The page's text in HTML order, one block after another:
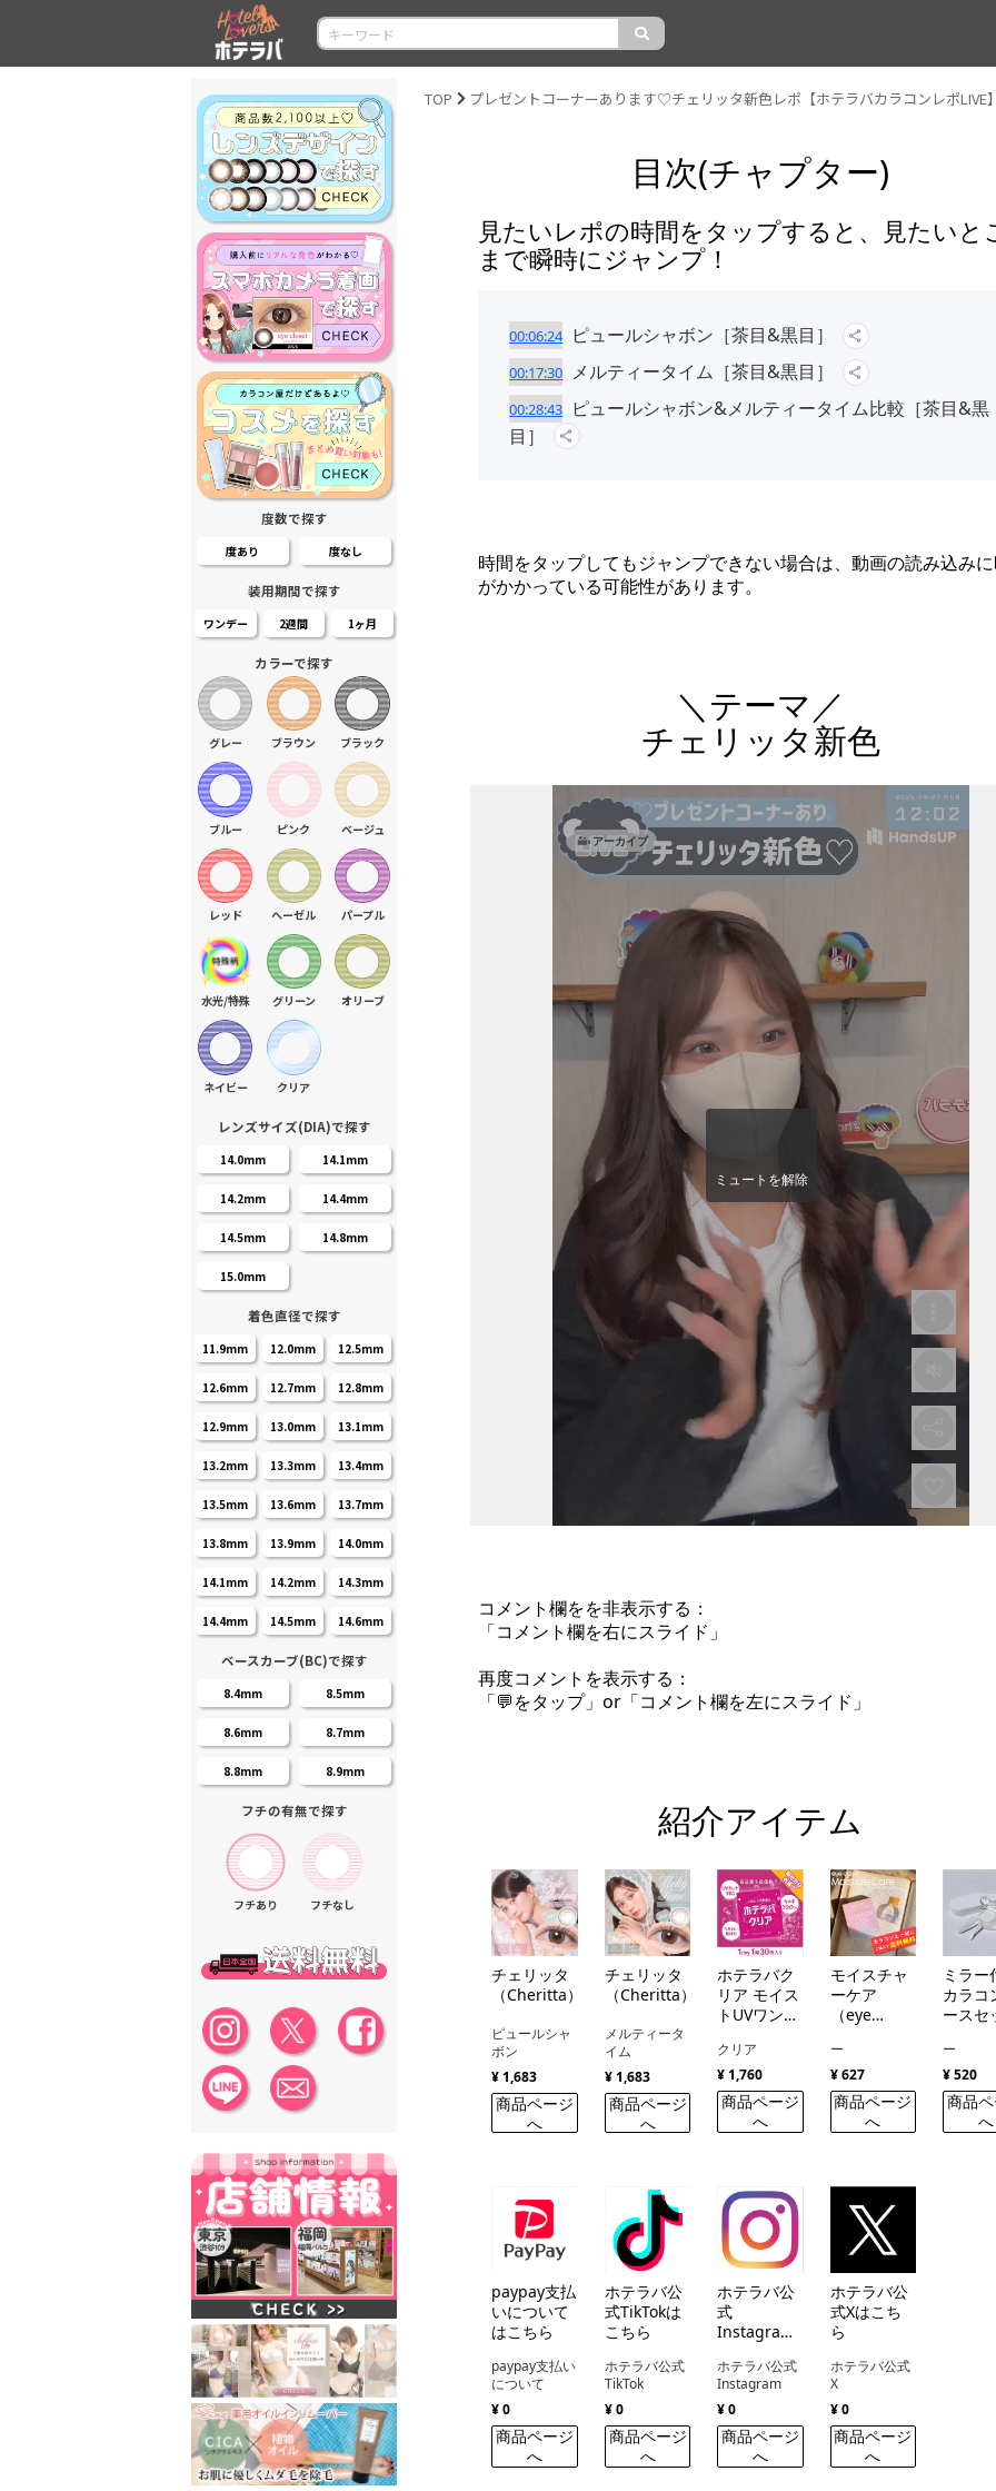
度数で探す
度あり 度なし
装用期間で探す
ワンデー 2週間 1ヶ月
カラーで探す
グレー ブラウン ブラック
ブルー ピンク ベージュ
レッド ヘーゼル パープル
水光/特殊 グリーン オリーブ
ネイビー クリア
レンズサイズ(DIA)で探す
14.0mm 14.1mm
14.2mm 14.4mm
14.5mm 14.8mm
15.0mm
着色直径で探す
11.9mm 12.0mm 12.5mm
12.6mm 12.7mm 12.8mm
12.9mm 13.0mm 13.1mm
13.2mm 13.3mm 13.4mm
13.5mm 13.6mm 13.7mm
13.8mm 13.9mm 14.0mm
14.1mm 14.2mm 14.3mm
14.4mm 14.5mm 14.6mm
ベースカーブ(BC)で探す
8.4mm 8.5mm
8.6mm 8.7mm
8.8mm 8.9mm
フチの有無で探す
フチあり フチなし
TOP プレゼントコーナーあります♡チェリッタ新色レポ【ホテラバカラコンレポLIVE
目次(チャプター)
見たいレポの時間をタップすると、見たいと
まで瞬時にジャンプ！
00:06:24 ピュールシャボン［茶目&黒目］
00:17:30 メルティータイム［茶目&黒目］
00:28:43
ピュールシャボン&メルティータイム比較［茶目&黒
目］
時間をタップしてもジャンプできない場合は、動画の読み込み
がかかっている可能性があります。
＼テーマ／
チェリッタ新色
コメント欄をを非表示する：
「コメント欄を右にスライド」
再度コメントを表示する：
「💬をタップ」or「コメント欄を左にスライド」
紹介アイテム
チェリッタ
（Cheritta）
ピュールシャ
ボン
¥ 1,683
商品ページ
へ
チェリッタ
（Cheritta）
メルティータ
イム
¥ 1,683
商品ページ
へ
ホテラバク
リア モイス
トUVワンデ
クリア
¥ 1,760
商品ページ
へ
モイスチャ
ーケア
（eye
Moisture
Care ）
ー
¥ 627
商品ページ
へ
ミラー
カラコ
ースセ
ー
¥ 520
商品
へ
paypay支払
いについて
はこちら
paypay支払い
について
¥ 0
商品ページ
へ
ホテラバ公
式TikTokは
こちら
ホテラバ公式
TikTok
¥ 0
商品ページ
へ
ホテラバ公
式
Instagram
ホテラバ公式
Instagram
¥ 0
商品ページ
へ
ホテラバ公
式Xはこち
ら
ホテラバ公式
X
¥ 0
商品ページ
へ